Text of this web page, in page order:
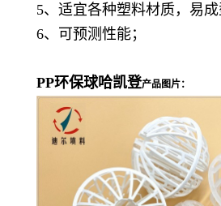
5、适宜各种塑料材质，易成
6、可预测性能；
PP环保球哈凯登产品图片：